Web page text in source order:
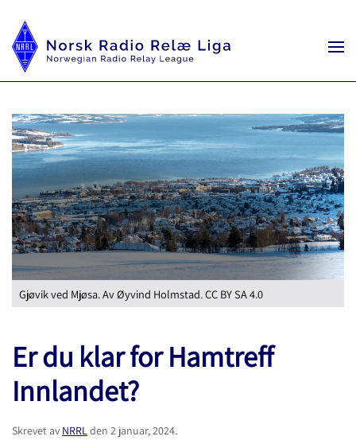
Gjøvik ved Mjøsa. Av Øyvind Holmstad. CC BY SA 4.0
Er du klar for Hamtreff
Innlandet?
Skrevet av NRRLden 2 januar, 2024.